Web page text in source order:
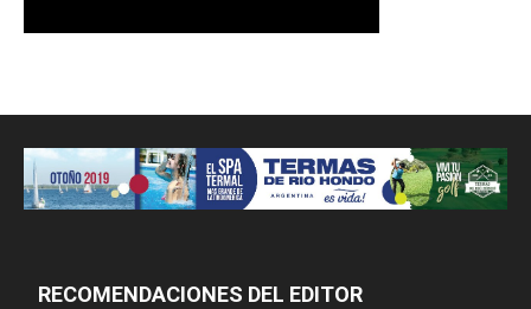
RECOMENDACIONES DEL EDITOR